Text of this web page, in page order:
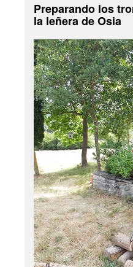
Preparando los
la leñera de Osia